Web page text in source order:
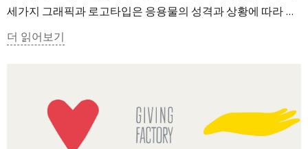
세가지 그래픽과 로고타입은 응용물의 성격과 상황에 따라 ...
기빙팩토리는 후원받은 상품을 판매하여 그 수익금을 복지사
기빙팩토리 매장들은 대부분 도심에 위치할 예정이기 때문
매장 공간 내에 연출된 그래픽도 기빙팩토리의 사회적 역할
더 읽어보기